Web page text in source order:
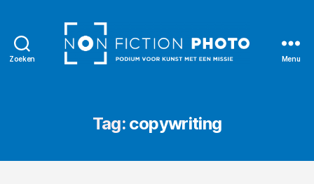
Zoeken Menu
Tag: copywriting